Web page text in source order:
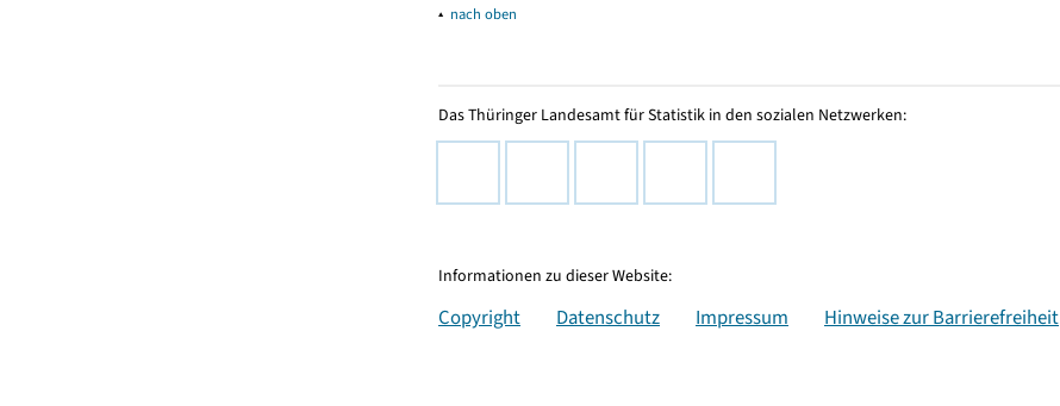
▴ nach oben
Das Thüringer Landesamt für Statistik in den sozialen Netzwerken:
Informationen zu dieser Website:
Copyright Datenschutz Impressum Hinweise zur Barrierefreiheit